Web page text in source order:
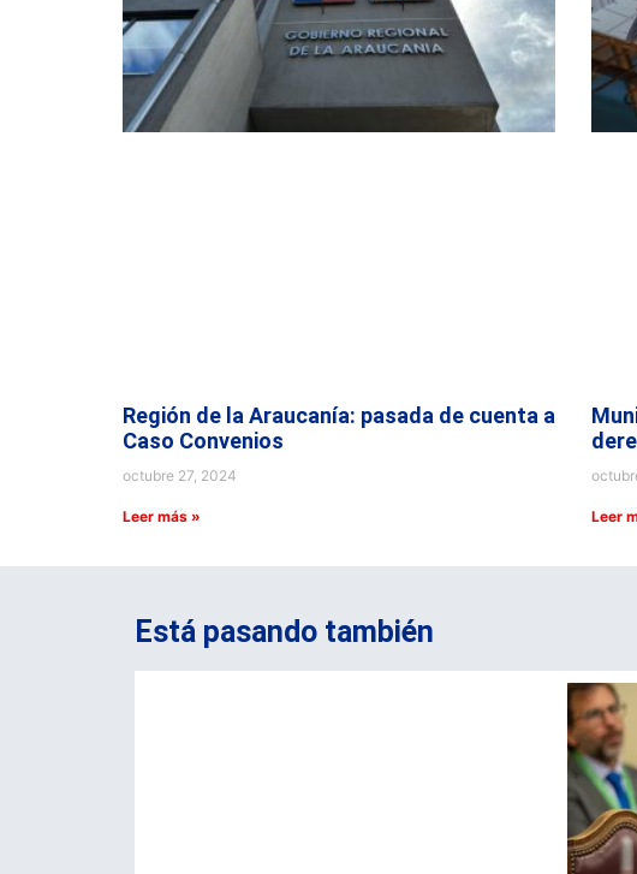
Región de la Araucanía: pasada de cuenta a
Caso Convenios
octubre 27, 2024
Leer más » Leer
Está pasando también